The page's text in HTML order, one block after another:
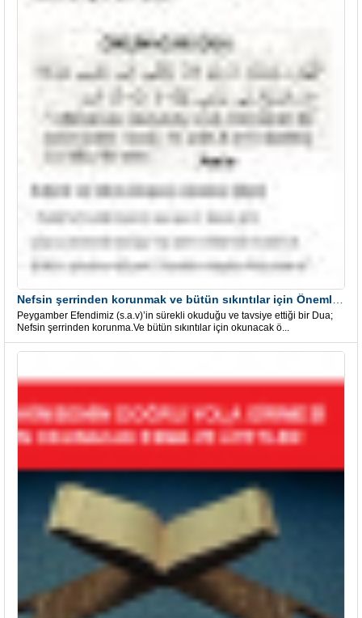
Peygamber Efendimiz (s.a.v)’in sürekli okuduğu ve tavsiye ettiği bir Dua;
Nefsin şerrinden korunma.Ve bütün sıkıntılar için okunacak ö...